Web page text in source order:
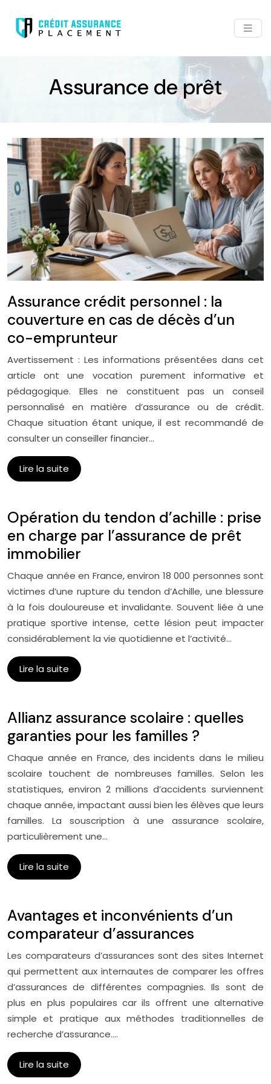
Assurance de prêt
Assurance crédit personnel : la
couverture en cas de décès d’un
co-emprunteur
Avertissement : Les informations présentées dans cet
article ont une vocation purement informative et
pédagogique. Elles ne constituent pas un conseil
personnalisé en matière d’assurance ou de crédit.
Chaque situation étant unique, il est recommandé de
consulter un conseiller financier…
Lire la suite
Opération du tendon d’achille : prise
en charge par l’assurance de prêt
immobilier
Chaque année en France, environ 18 000 personnes sont
victimes d’une rupture du tendon d’Achille, une blessure
à la fois douloureuse et invalidante. Souvent liée à une
pratique sportive intense, cette lésion peut impacter
considérablement la vie quotidienne et l’activité…
Lire la suite
Allianz assurance scolaire : quelles
garanties pour les familles ?
Chaque année en France, des incidents dans le milieu
scolaire touchent de nombreuses familles. Selon les
statistiques, environ 2 millions d’accidents surviennent
chaque année, impactant aussi bien les élèves que leurs
familles. La souscription à une assurance scolaire,
particulièrement une…
Lire la suite
Avantages et inconvénients d’un
comparateur d’assurances
Les comparateurs d’assurances sont des sites Internet
qui permettent aux internautes de comparer les offres
d’assurances de différentes compagnies. Ils sont de
plus en plus populaires car ils offrent une alternative
simple et pratique aux méthodes traditionnelles de
recherche d’assurance….
Lire la suite